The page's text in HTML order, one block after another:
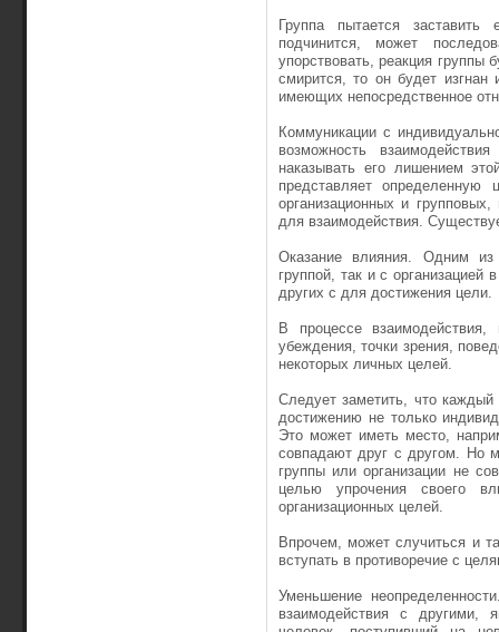
Группа пытается
подчинится, может
упорствовать, реакция группы
смирится, то он будет изгнан
имеющих непосредственное
Коммуникации с
возможность
наказывать его лишением
представляет
организационных и
для взаимодействия.
Оказание влияния. Одним
группой, так и с организацией
других с для достижения цели.
В процессе
убеждения, точки зрения,
некоторых личных целей.
Следует заметить, что
достижению не только
Это может иметь место,
совпадают друг с другом. Но
группы или организации не
целью упрочения своего
организационных целей.
Впрочем, может случиться и
вступать в противоречие с
Уменьшение
взаимодействия с другими,